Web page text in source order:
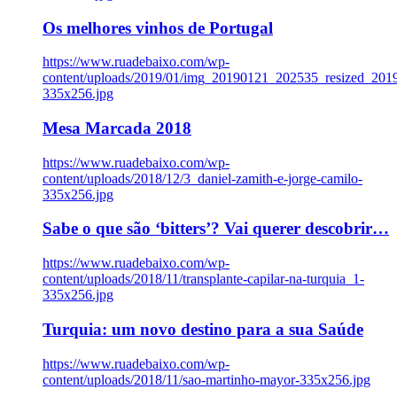
Os melhores vinhos de Portugal
https://www.ruadebaixo.com/wp-
content/uploads/2019/01/
335x256.jpg
Mesa Marcada 2018
https://www.ruadebaixo.com/wp-
content/uploads/2018/12/3_daniel-zamith-e-jorge-camilo-
335x256.jpg
Sabe o que são ‘bitters’? Vai querer descobrir…
https://www.ruadebaixo.com/wp-
content/uploads/2018/11/transplante-capilar-na-turquia_1-
335x256.jpg
Turquia: um novo destino para a sua Saúde
https://www.ruadebaixo.com/wp-
content/uploads/2018/11/sao-martinho-mayor-335x256.jpg